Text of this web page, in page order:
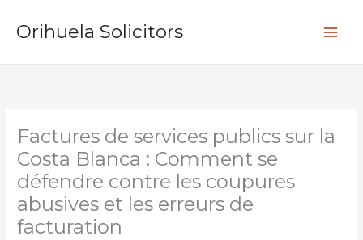
Orihuela Solicitors
Factures de services publics sur la
Costa Blanca : Comment se
défendre contre les coupures
abusives et les erreurs de
facturation
e
c
h
e
r